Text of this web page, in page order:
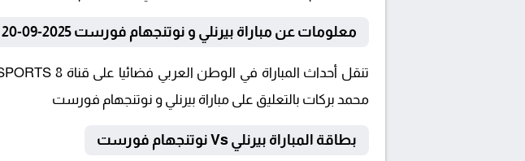
معلومات عن مباراة بيرنلي و نوتنجهام فورست 2025-09-20
محمد بركات بالتعليق على مباراة بيرنلي و نوتنجهام فورست
بطاقة المباراة بيرنلي Vs نوتنجهام فورست